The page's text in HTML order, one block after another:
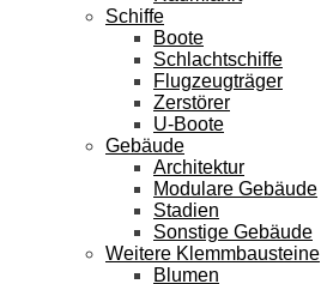
Schiffe
Boote
Schlachtschiffe
Flugzeugträger
Zerstörer
U-Boote
Gebäude
Architektur
Modulare Gebäude
Stadien
Sonstige Gebäude
Weitere Klemmbausteine
Blumen